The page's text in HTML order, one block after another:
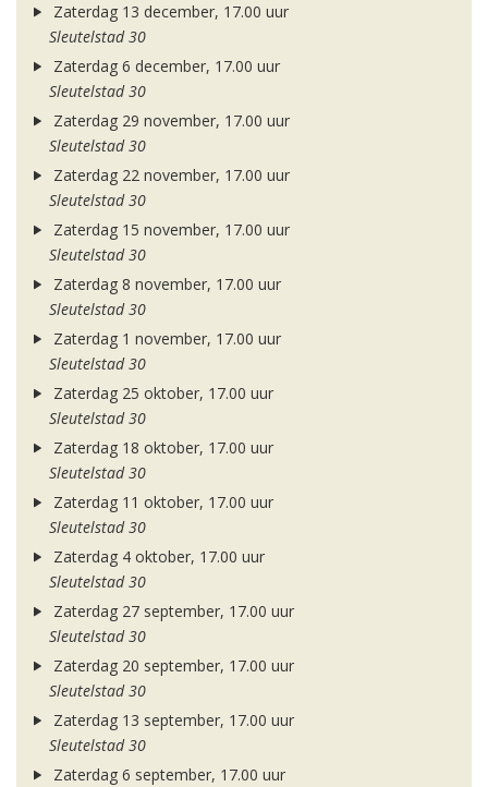
Zaterdag 13 december, 17.00 uur
Sleutelstad 30
Zaterdag 6 december, 17.00 uur
Sleutelstad 30
Zaterdag 29 november, 17.00 uur
Sleutelstad 30
Zaterdag 22 november, 17.00 uur
Sleutelstad 30
Zaterdag 15 november, 17.00 uur
Sleutelstad 30
Zaterdag 8 november, 17.00 uur
Sleutelstad 30
Zaterdag 1 november, 17.00 uur
Sleutelstad 30
Zaterdag 25 oktober, 17.00 uur
Sleutelstad 30
Zaterdag 18 oktober, 17.00 uur
Sleutelstad 30
Zaterdag 11 oktober, 17.00 uur
Sleutelstad 30
Zaterdag 4 oktober, 17.00 uur
Sleutelstad 30
Zaterdag 27 september, 17.00 uur
Sleutelstad 30
Zaterdag 20 september, 17.00 uur
Sleutelstad 30
Zaterdag 13 september, 17.00 uur
Sleutelstad 30
Zaterdag 6 september, 17.00 uur